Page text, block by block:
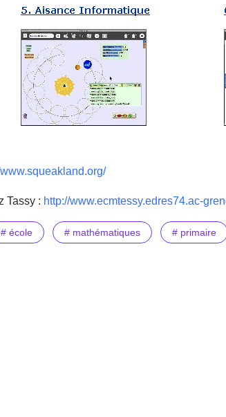
Tassy : http://www.ecmtessy.edres74.ac-
# école # mathématiques # primaire
et faiblesses de la France